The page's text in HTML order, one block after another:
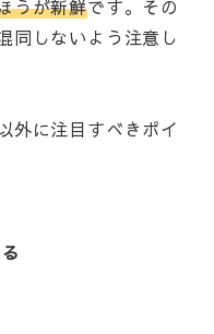
うが新鮮です。その
同しないよう注意し
外に注目すべきポイ